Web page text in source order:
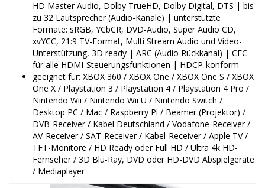
HD Master Audio, Dolby TrueHD, Dolby Digital, DTS | bis
zu 32 Lautsprecher (Audio-Kanäle) | unterstützte
Formate: sRGB, YCbCR, DVD-Audio, Super Audio CD,
xvYCC, 21:9 TV-Format, Multi Stream Audio und Video-
Unterstützung, 3D ready | ARC (Audio Rückkanal) | CEC
für alle HDMI-Steuerungsfunktionen | HDCP-konform
geeignet für: XBOX 360 / XBOX One / XBOX One S / XBOX
One X / Playstation 3 / Playstation 4 / Playstation 4 Pro /
Nintendo Wii / Nintendo Wii U / Nintendo Switch /
Desktop PC / Mac / Raspberry Pi / Beamer (Projektor) /
DVB-Receiver / Kabel Deutschland / Vodafone-Receiver /
AV-Receiver / SAT-Receiver / Kabel-Receiver / Apple TV /
TFT-Monitore / HD Ready oder Full HD / Ultra 4k HD-
Fernseher / 3D Blu-Ray, DVD oder HD-DVD Abspielgeräte
/ Mediaplayer